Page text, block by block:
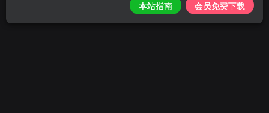
暂无内容
本站指南 会员免费下载